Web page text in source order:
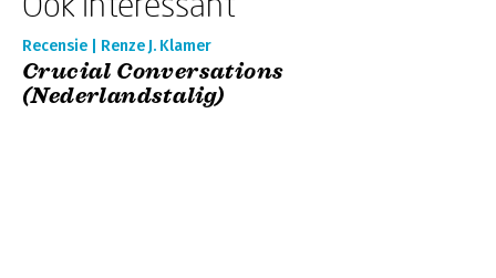
Recensie | Renze J. Klamer
Crucial Conversations
(Nederlandstalig)